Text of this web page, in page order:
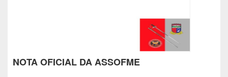
NOTA OFICIAL DA ASSOFME